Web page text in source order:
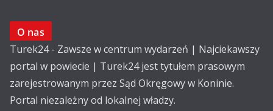
O nas
Turek24 - Zawsze w centrum wydarzeń | Najciekawszy
portal w powiecie | Turek24 jest tytułem prasowym
zarejestrowanym przez Sąd Okręgowy w Koninie.
Portal niezależny od lokalnej władzy.